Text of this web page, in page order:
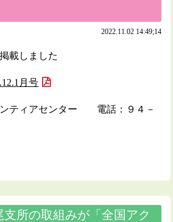
2022.11.02 14:49;14
載しました
月号
ンティアセンター 電話：９４－
支所の取組みが「全国アク